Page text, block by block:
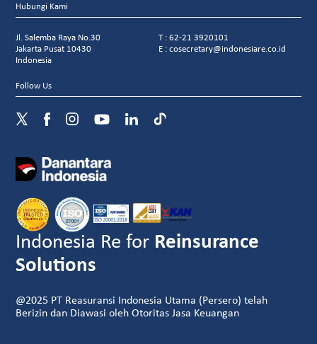
Hubungi Kami
Jl. Salemba Raya No.30
Jakarta Pusat 10430
Indonesia
T : 62-21 3920101
E : cosecretary@indonesiare.co.id
Follow Us
Indonesia Re for Reinsurance
Solutions
@2025 PT Reasuransi Indonesia Utama (Persero) telah
Berizin dan Diawasi oleh Otoritas Jasa Keuangan